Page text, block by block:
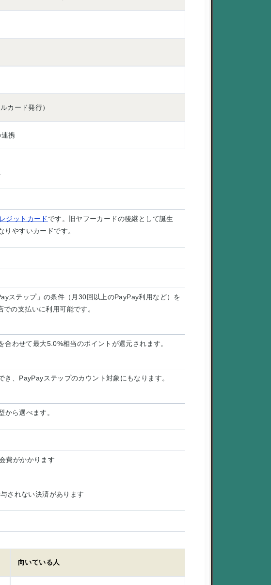
カード発行）
携
ジットカード です。旧ヤフーカードの後継として誕生
やすいカードです。
ステップ」の条件（月30回以上のPayPay利用など）を
の支払いに利用可能です。
わせて最大5.0%相当のポイントが還元されます。
、PayPayステップのカウント対象にもなります。
ら選べます。
費がかかります
されない決済があります
向いている人